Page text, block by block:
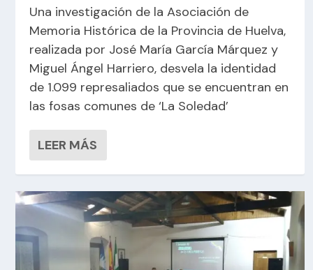
Una investigación de la Asociación de
Memoria Histórica de la Provincia de Huelva,
realizada por José María García Márquez y
Miguel Ángel Harriero, desvela la identidad
de 1.099 represaliados que se encuentran en
las fosas comunes de ‘La Soledad’
LEER MÁS